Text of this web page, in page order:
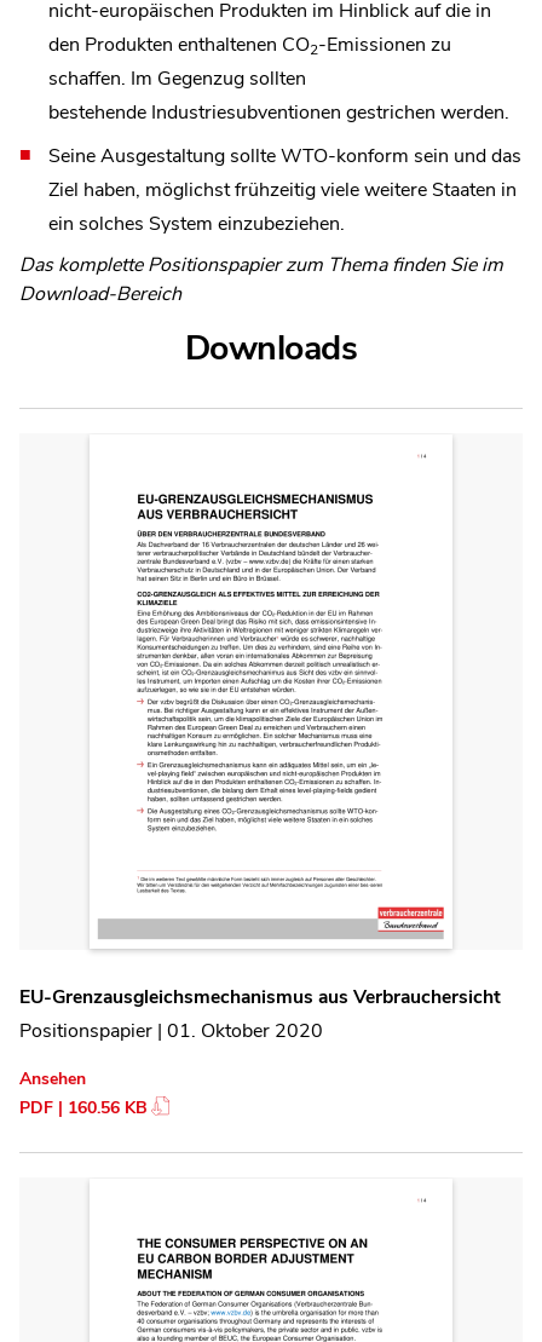
nicht-europäischen Produkten im Hinblick auf die in
den Produkten enthaltenen CO2-Emissionen zu
schaffen. Im Gegenzug sollten
bestehende Industriesubventionen gestrichen werden.
Seine Ausgestaltung sollte WTO-konform sein und das
Ziel haben, möglichst frühzeitig viele weitere Staaten in
ein solches System einzubeziehen.
Das komplette Positionspapier zum Thema finden Sie im
Download-Bereich
Downloads
EU-Grenzausgleichsmechanismus aus Verbrauchersicht
Positionspapier | 01. Oktober 2020
Ansehen
PDF | 160.56 KB